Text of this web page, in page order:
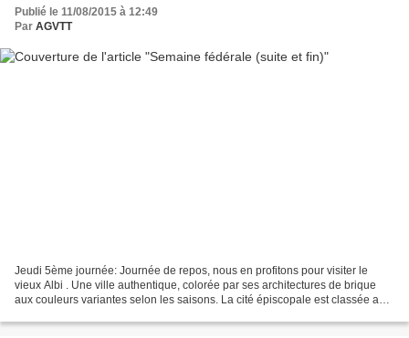
Publié le 11/08/2015 à 12:49
Par AGVTT
Jeudi 5ème journée: Journée de repos, nous en profitons pour visiter le
vieux Albi . Une ville authentique, colorée par ses architectures de brique
aux couleurs variantes selon les saisons. La cité épiscopale est classée au